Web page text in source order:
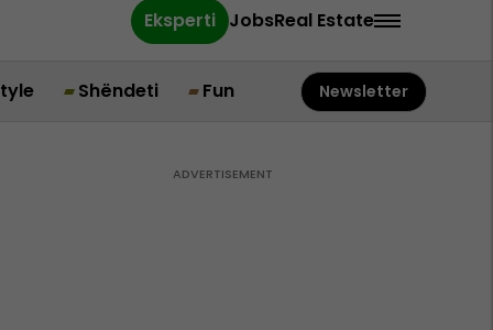
Eksperti JobsReal Estate
Shëndeti Fun Newsletter